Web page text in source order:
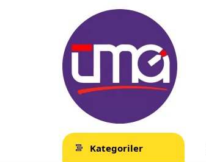
Kategoriler